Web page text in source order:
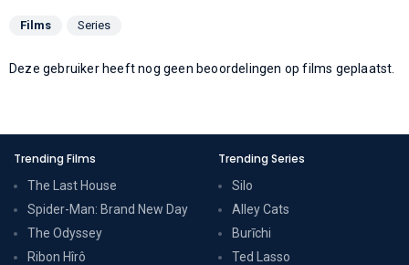
Films Series
Deze gebruiker heeft nog geen beoordelingen op films geplaatst.
Trending Films
The Last House
Spider-Man: Brand New Day
The Odyssey
Ribon Hîrô
Trending Series
Silo
Alley Cats
Burīchi
Ted Lasso